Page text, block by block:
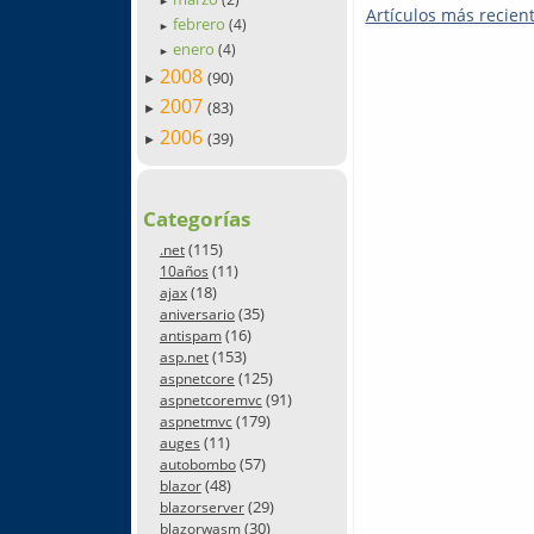
► febrero(4)
► enero(4)
► 2008 (90)
► 2007 (83)
► 2006 (39)
Categorías
.net(115)
10años (11)
ajax(18)
aniversario(35)
antispam(16)
asp.net(153)
aspnetcore (125)
aspnetcoremvc(91)
aspnetmvc(179)
auges (11)
autobombo(57)
blazor(48)
blazorserver(29)
blazorwasm(30)
Artículos más